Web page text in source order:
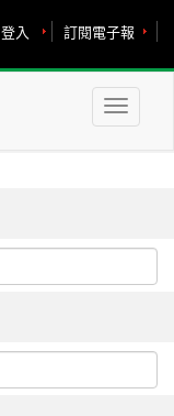
訂閱電子報
登入
Toggle